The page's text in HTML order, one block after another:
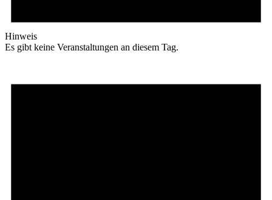
Hinweis
Es gibt keine Veranstaltungen an diesem Tag.